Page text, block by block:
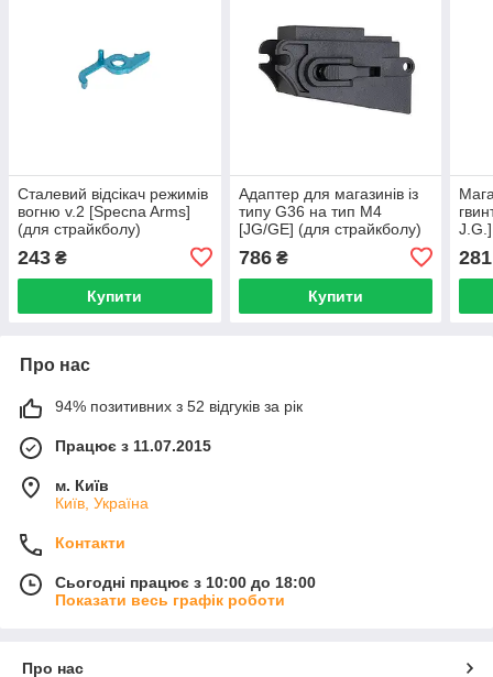
Сталевий відсікач режимів
вогню v.2 [Specna Arms]
(для страйкболу)
243 ₴
Купити
Адаптер для магазинів із
типу G36 на тип M4
[JG/GE] (для страйкболу)
786₴
Купити
281
Про нас
94% позитивних з 52 відгуків за рік
Працює з 11.07.2015
м. Київ
Київ, Україна
Контакти
Сьогодні працює з 10:00 до 18:00
Показати весь графік роботи
Про нас